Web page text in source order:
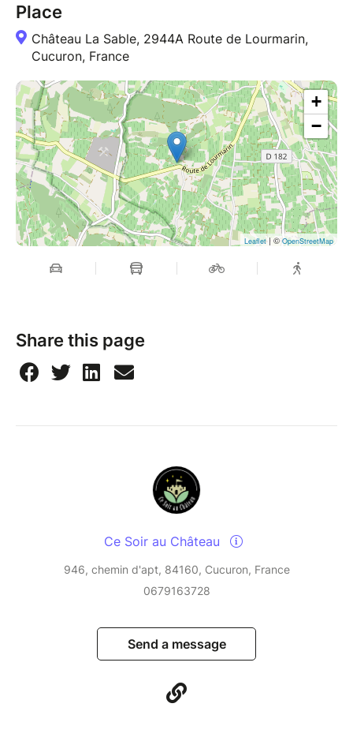
Place
Château La Sable, 2944A Route de Lourmarin,
Cucuron, France
+
−
Leaflet| ©OpenStreetMap
Share this page
Ce Soir au Château
946, chemin d'apt, 84160, Cucuron, France
0679163728
Send a message